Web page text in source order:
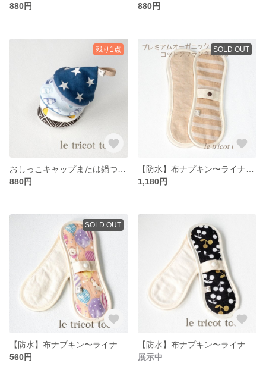
880円
880円
残り1点
880円
SOLD OUT
1,180円
SOLD OUT
560円
展示中